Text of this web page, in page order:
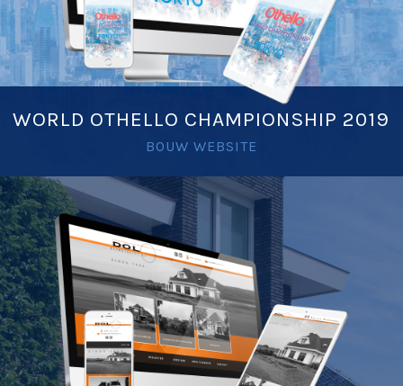
WORLD OTHELLO CHAMPIONSHIP 2019
BOUW WEBSITE